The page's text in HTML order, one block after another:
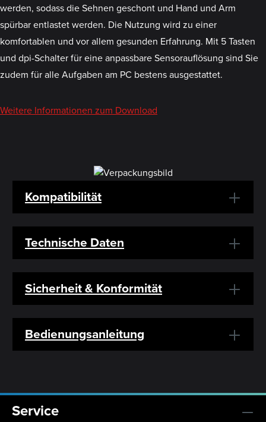
werden, sodass die Sehnen geschont und Hand und Arm
spürbar entlastet werden. Die Nutzung wird zu einer
komfortablen und vor allem gesunden Erfahrung. Mit 5 Tasten
und dpi-Schalter für eine anpassbare Sensorauflösung sind Sie
zudem für alle Aufgaben am PC bestens ausgestattet.
Weitere Informationen zum Download
Kompatibilität
Technische Daten
Sicherheit & Konformität
Bedienungsanleitung
Service